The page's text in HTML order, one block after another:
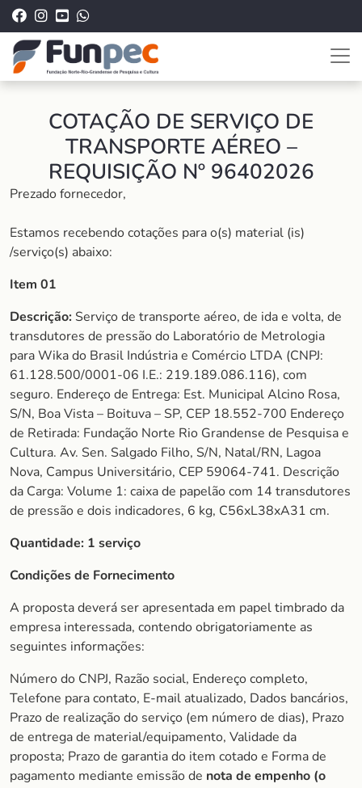
COTAÇÃO DE SERVIÇO DE
TRANSPORTE AÉREO –
REQUISIÇÃO Nº 96402026
Prezado fornecedor,
Estamos recebendo cotações para o(s) material (is)
/serviço(s) abaixo:
Item 01
Descrição: Serviço de transporte aéreo, de ida e volta, de
transdutores de pressão do Laboratório de Metrologia
para Wika do Brasil Indústria e Comércio LTDA (CNPJ:
61.128.500/0001-06 I.E.: 219.189.086.116), com
seguro. Endereço de Entrega: Est. Municipal Alcino Rosa,
S/N, Boa Vista – Boituva – SP, CEP 18.552-700 Endereço
de Retirada: Fundação Norte Rio Grandense de Pesquisa e
Cultura. Av. Sen. Salgado Filho, S/N, Natal/RN, Lagoa
Nova, Campus Universitário, CEP 59064-741. Descrição
da Carga: Volume 1: caixa de papelão com 14 transdutores
de pressão e dois indicadores, 6 kg, C56xL38xA31 cm.
Quantidade: 1 serviço
Condições de Fornecimento
A proposta deverá ser apresentada em papel timbrado da
empresa interessada, contendo obrigatoriamente as
seguintes informações:
Número do CNPJ, Razão social, Endereço completo,
Telefone para contato, E-mail atualizado, Dados bancários,
Prazo de realização do serviço (em número de dias), Prazo
de entrega de material/equipamento, Validade da
proposta; Prazo de garantia do item cotado e Forma de
pagamento mediante emissão de nota de empenho (o